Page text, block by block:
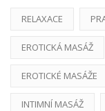
RELAXACE
EROTICKÁ MASÁŽ
EROTICKÉ MASÁŽE
INTIMNÍ MASÁŽ